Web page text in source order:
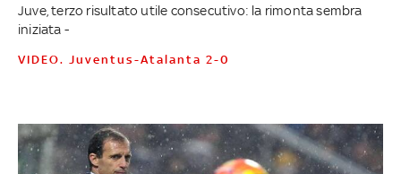
Juve, terzo risultato utile consecutivo: la rimonta sembra
iniziata -
VIDEO. Juventus-Atalanta 2-0